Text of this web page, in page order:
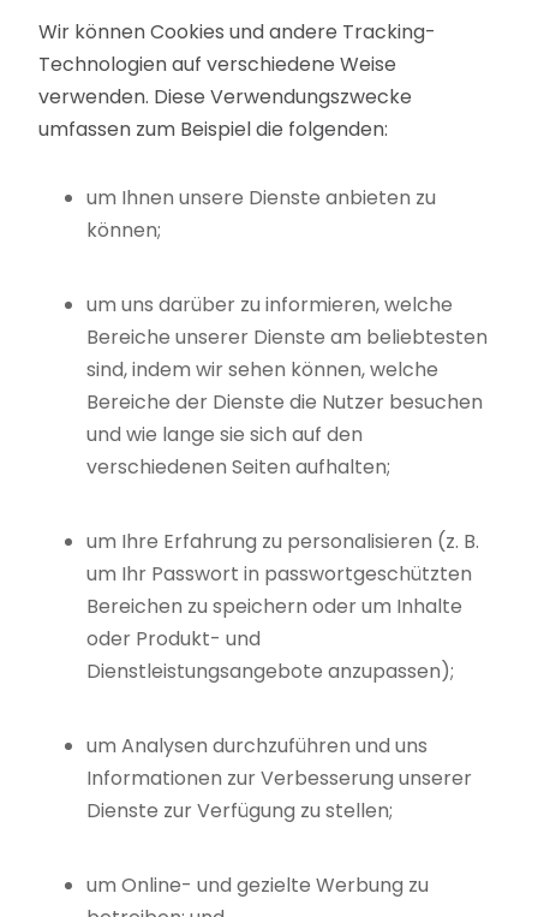
Wir können Cookies und andere Tracking-
Technologien auf verschiedene Weise
verwenden. Diese Verwendungszwecke
umfassen zum Beispiel die folgenden:
um Ihnen unsere Dienste anbieten zu
können;
um uns darüber zu informieren, welche
Bereiche unserer Dienste am beliebtesten
sind, indem wir sehen können, welche
Bereiche der Dienste die Nutzer besuchen
und wie lange sie sich auf den
verschiedenen Seiten aufhalten;
um Ihre Erfahrung zu personalisieren (z. B.
um Ihr Passwort in passwortgeschützten
Bereichen zu speichern oder um Inhalte
oder Produkt- und
Dienstleistungsangebote anzupassen);
um Analysen durchzuführen und uns
Informationen zur Verbesserung unserer
Dienste zur Verfügung zu stellen;
um Online- und gezielte Werbung zu